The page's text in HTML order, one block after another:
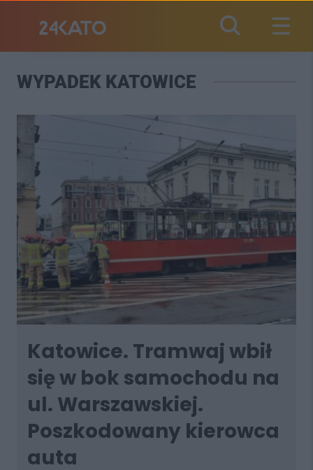
WYPADEK KATOWICE
Katowice. Tramwaj wbił
się w bok samochodu na
ul. Warszawskiej.
Poszkodowany kierowca
auta